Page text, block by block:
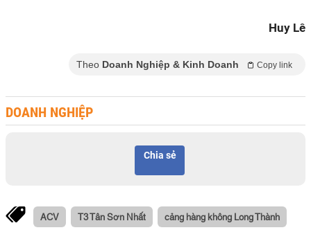
Huy Lê
Theo Doanh Nghiệp & Kinh Doanh Copy link
DOANH NGHIỆP
Chia sẻ
ACV T3 Tân Sơn Nhất cảng hàng không Long Thành